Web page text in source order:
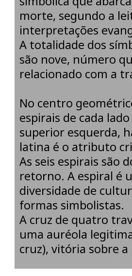
morte, segundo a
interpretações
A totalidade dos
são nove, número
relacionado com a
No centro
espirais de cada
superior esquerda,
latina é o atributo
As seis espirais são
retorno. A espiral é
diversidade de
formas simbolistas.
A cruz de quatro
uma auréola
cruz), vitória sobre